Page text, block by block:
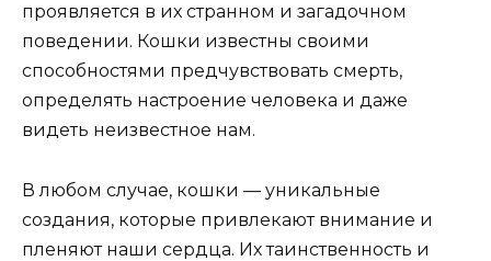
проявляется в их странном и загадочном
поведении. Кошки известны своими
способностями предчувствовать смерть,
определять настроение человека и даже
видеть неизвестное нам.
В любом случае, кошки — уникальные
создания, которые привлекают внимание и
пленяют наши сердца. Их таинственность и